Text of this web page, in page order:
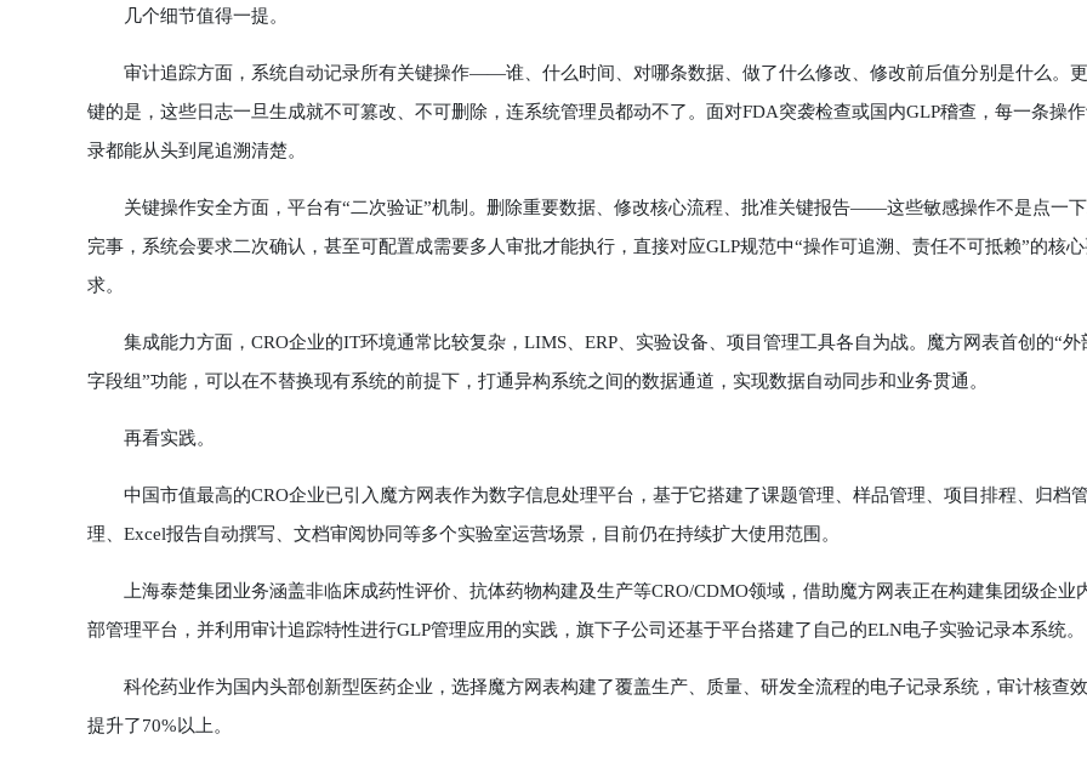
几个细节值得一提。
审计追踪方面，系统自动记录所有关键操作——谁、什么时间、对哪条数据、做了什么修改、修改前后值分别是什么。
键的是，这些日志一旦生成就不可篡改、不可删除，连系统管理员都动不了。面对FDA突袭检查或国内GLP稽查，每一条操
录都能从头到尾追溯清楚。
关键操作安全方面，平台有“二次验证”机制。删除重要数据、修改核心流程、批准关键报告——这些敏感操作不是点一
完事，系统会要求二次确认，甚至可配置成需要多人审批才能执行，直接对应GLP规范中“操作可追溯、责任不可抵赖”的核
求。
集成能力方面，CRO企业的IT环境通常比较复杂，LIMS、ERP、实验设备、项目管理工具各自为战。魔方网表首创的“外
字段组”功能，可以在不替换现有系统的前提下，打通异构系统之间的数据通道，实现数据自动同步和业务贯通。
再看实践。
中国市值最高的CRO企业已引入魔方网表作为数字信息处理平台，基于它搭建了课题管理、样品管理、项目排程、归档管
理、Excel报告自动撰写、文档审阅协同等多个实验室运营场景，目前仍在持续扩大使用范围。
上海泰楚集团业务涵盖非临床成药性评价、抗体药物构建及生产等CRO/CDMO领域，借助魔方网表正在构建集团级企业
部管理平台，并利用审计追踪特性进行GLP管理应用的实践，旗下子公司还基于平台搭建了自己的ELN电子实验记录本系统。
科伦药业作为国内头部创新型医药企业，选择魔方网表构建了覆盖生产、质量、研发全流程的电子记录系统，审计核查
提升了70%以上。